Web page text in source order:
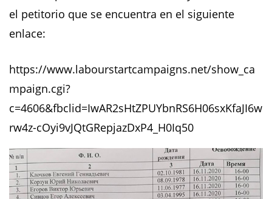
el petitorio que se encuentra en el siguiente
enlace:
https://www.labourstartcampaigns.net/show_ca
mpaign.cgi?
c=4606&fbclid=IwAR2sHtZPUYbnRS6H06sxKfaJI6w
rw4z-cOyi9vJQtGRepjazDxP4_H0Iq50